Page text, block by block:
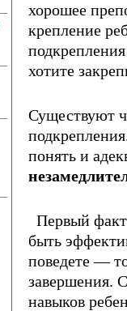
хорошее
крепление
хотите
Существуют
понять и
Первый
быть
поведе­те —
завершения.
навыков